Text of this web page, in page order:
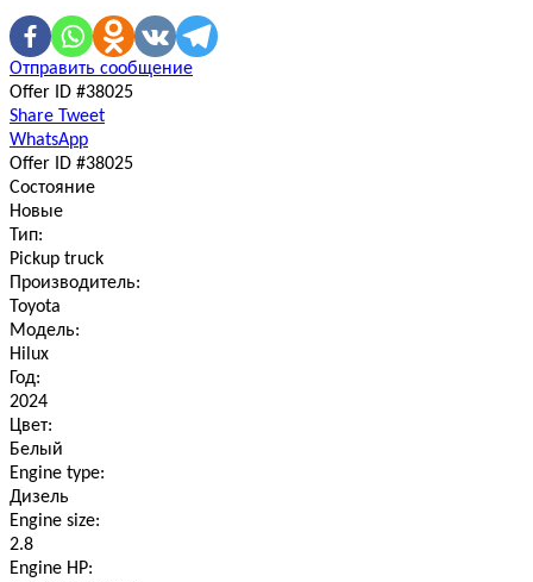
Отправить сообщение
Offer ID #38025
Share Tweet
WhatsApp
Offer ID #38025
Состояние
Новые
Тип:
Pickup truck
Производитель:
Toyota
Модель:
Hilux
Год:
2024
Цвет:
Белый
Engine type:
Дизель
Engine size:
2.8
Engine HP: